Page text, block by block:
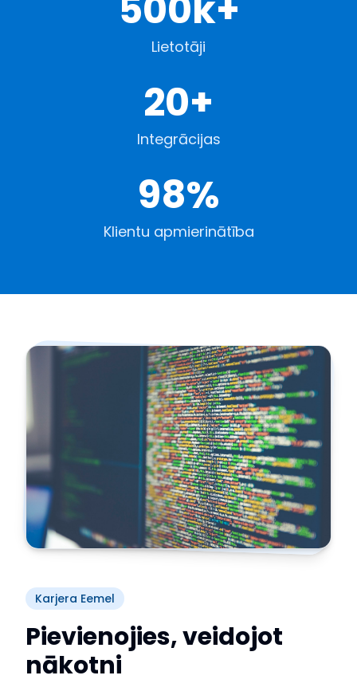
Lietotāji
20+
Integrācijas
98%
Klientu apmierinātība
Karjera Eemel
Pievienojies, veidojot
nākotni